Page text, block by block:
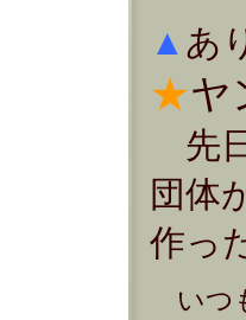
▲ あ
★ヤ
先
団体
作っ
いつ